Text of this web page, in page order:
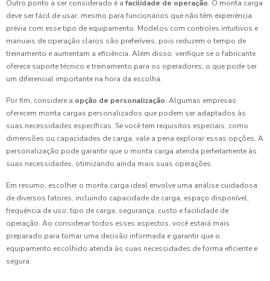
Outro ponto a ser considerado é a facilidade de operação. O monta carga
deve ser fácil de usar, mesmo para funcionários que não têm experiência
prévia com esse tipo de equipamento. Modelos com controles intuitivos e
manuais de operação claros são preferíveis, pois reduzem o tempo de
treinamento e aumentam a eficiência. Além disso, verifique se o fabricante
oferece suporte técnico e treinamento para os operadores, o que pode ser
um diferencial importante na hora da escolha.
Por fim, considere a opção de personalização. Algumas empresas
oferecem monta cargas personalizados que podem ser adaptados às
suas necessidades específicas. Se você tem requisitos especiais, como
dimensões ou capacidades de carga, vale a pena explorar essas opções. A
personalização pode garantir que o monta carga atenda perfeitamente às
suas necessidades, otimizando ainda mais suas operações.
Em resumo, escolher o monta carga ideal envolve uma análise cuidadosa
de diversos fatores, incluindo capacidade de carga, espaço disponível,
frequência de uso, tipo de carga, segurança, custo e facilidade de
operação. Ao considerar todos esses aspectos, você estará mais
preparado para tomar uma decisão informada e garantir que o
equipamento escolhido atenda às suas necessidades de forma eficiente e
segura.